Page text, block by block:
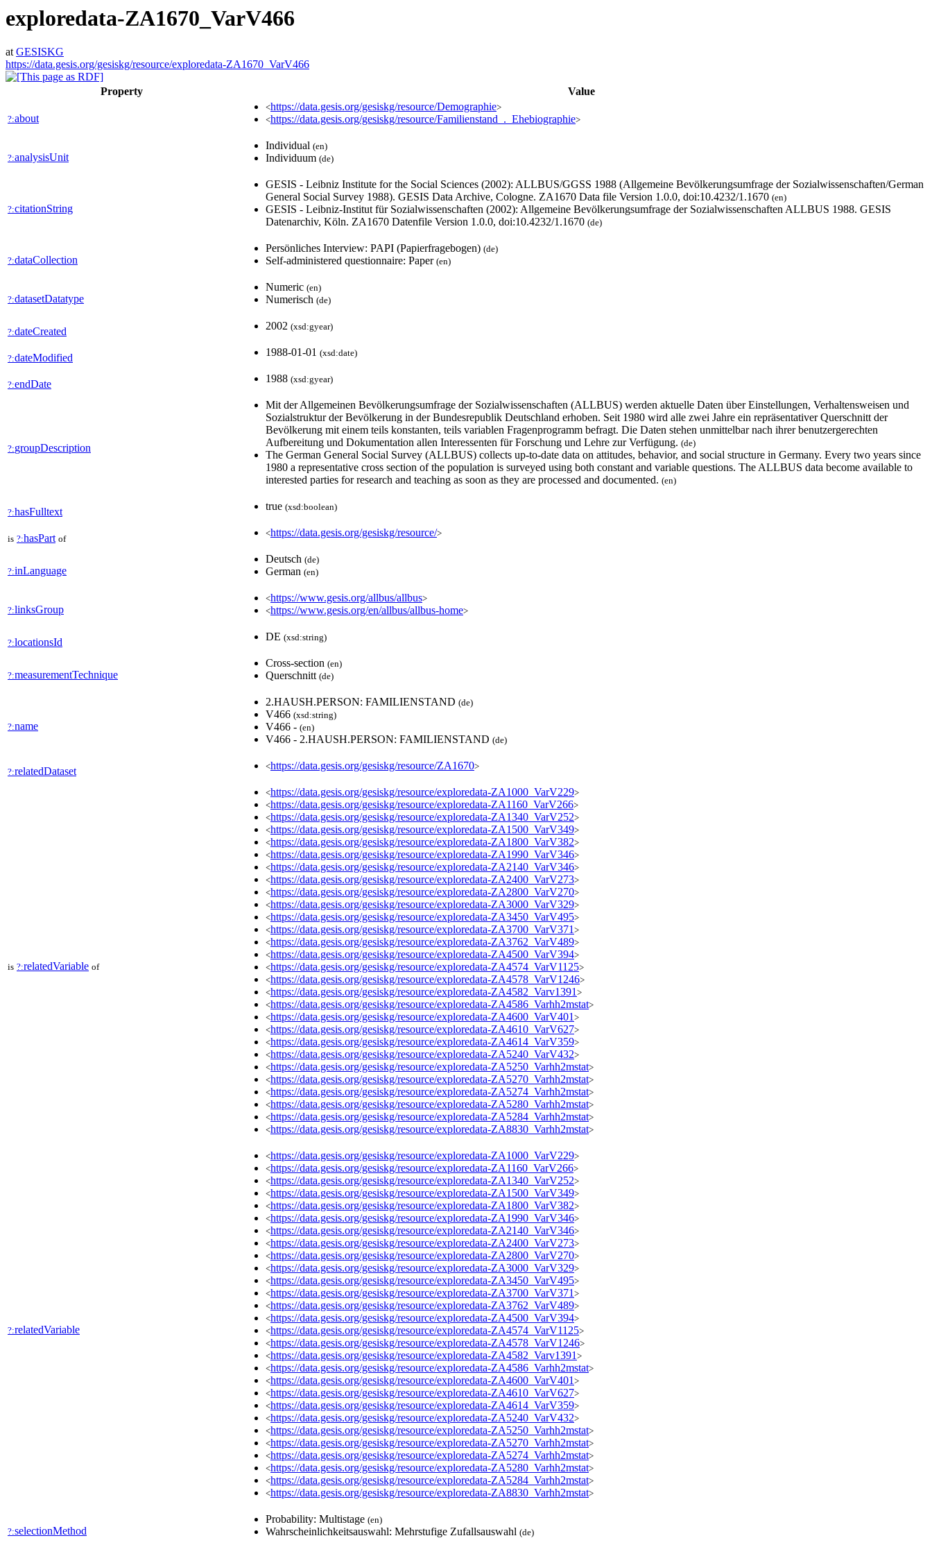
exploredata-ZA1670_VarV466
atGESISKG
https://data.gesis.org/gesiskg/resource/exploredata-ZA1670_VarV466
Property Value
?:about
<https://data.gesis.org/gesiskg/resource/Demographie>
<https://data.gesis.org/gesiskg/resource/Familienstand_._Ehebiographie>
?:analysisUnit
Individual (en)
Individuum (de)
?:citationString
GESIS - Leibniz Institute for the Social Sciences (2002): ALLBUS/GGSS 1988 (Allgemeine Bevölkerungsumfrage der Sozialwissenschaften/German
General Social Survey 1988). GESIS Data Archive, Cologne. ZA1670 Data file Version 1.0.0, doi:10.4232/1.1670 (en)
GESIS - Leibniz-Institut für Sozialwissenschaften (2002): Allgemeine Bevölkerungsumfrage der Sozialwissenschaften ALLBUS 1988. GESIS
Datenarchiv, Köln. ZA1670 Datenfile Version 1.0.0, doi:10.4232/1.1670 (de)
?:dataCollection
Persönliches Interview: PAPI (Papierfragebogen) (de)
Self-administered questionnaire: Paper (en)
?:datasetDatatype
Numeric (en)
Numerisch (de)
?:dateCreated 2002 (xsd:gyear)
?:dateModified 1988-01-01 (xsd:date)
?:endDate 1988 (xsd:gyear)
?:groupDescription
Mit der Allgemeinen Bevölkerungsumfrage der Sozialwissenschaften (ALLBUS) werden aktuelle Daten über Einstellungen, Verhaltensweisen und
Sozialstruktur der Bevölkerung in der Bundesrepublik Deutschland erhoben. Seit 1980 wird alle zwei Jahre ein repräsentativer Querschnitt der
Bevölkerung mit einem teils konstanten, teils variablen Fragenprogramm befragt. Die Daten stehen unmittelbar nach ihrer benutzergerechten
Aufbereitung und Dokumentation allen Interessenten für Forschung und Lehre zur Verfügung. (de)
The German General Social Survey (ALLBUS) collects up-to-date data on attitudes, behavior, and social structure in Germany. Every two years since
1980 a representative cross section of the population is surveyed using both constant and variable questions. The ALLBUS data become available to
interested parties for research and teaching as soon as they are processed and documented. (en)
?:hasFulltext true (xsd:boolean)
is ?:hasPart of
<https://data.gesis.org/gesiskg/resource/>
?:inLanguage
Deutsch (de)
German (en)
?:linksGroup
<https://www.gesis.org/allbus/allbus>
<https://www.gesis.org/en/allbus/allbus-home>
?:locationsId DE (xsd:string)
?:measurementTechnique
Cross-section (en)
Querschnitt (de)
?:name
2.HAUSH.PERSON: FAMILIENSTAND (de)
V466 (xsd:string)
V466 - (en)
V466 - 2.HAUSH.PERSON: FAMILIENSTAND (de)
?:relatedDataset <https://data.gesis.org/gesiskg/resource/ZA1670>
is ?:relatedVariable of
<https://data.gesis.org/gesiskg/resource/exploredata-ZA1000_VarV229>
<https://data.gesis.org/gesiskg/resource/exploredata-ZA1160_VarV266>
<https://data.gesis.org/gesiskg/resource/exploredata-ZA1340_VarV252>
<https://data.gesis.org/gesiskg/resource/exploredata-ZA1500_VarV349>
<https://data.gesis.org/gesiskg/resource/exploredata-ZA1800_VarV382>
<https://data.gesis.org/gesiskg/resource/exploredata-ZA1990_VarV346>
<https://data.gesis.org/gesiskg/resource/exploredata-ZA2140_VarV346>
<https://data.gesis.org/gesiskg/resource/exploredata-ZA2400_VarV273>
<https://data.gesis.org/gesiskg/resource/exploredata-ZA2800_VarV270>
<https://data.gesis.org/gesiskg/resource/exploredata-ZA3000_VarV329>
<https://data.gesis.org/gesiskg/resource/exploredata-ZA3450_VarV495>
<https://data.gesis.org/gesiskg/resource/exploredata-ZA3700_VarV371>
<https://data.gesis.org/gesiskg/resource/exploredata-ZA3762_VarV489>
<https://data.gesis.org/gesiskg/resource/exploredata-ZA4500_VarV394>
<https://data.gesis.org/gesiskg/resource/exploredata-ZA4574_VarV1125>
<https://data.gesis.org/gesiskg/resource/exploredata-ZA4578_VarV1246>
<https://data.gesis.org/gesiskg/resource/exploredata-ZA4582_Varv1391>
<https://data.gesis.org/gesiskg/resource/exploredata-ZA4586_Varhh2mstat>
<https://data.gesis.org/gesiskg/resource/exploredata-ZA4600_VarV401>
<https://data.gesis.org/gesiskg/resource/exploredata-ZA4610_VarV627>
<https://data.gesis.org/gesiskg/resource/exploredata-ZA4614_VarV359>
<https://data.gesis.org/gesiskg/resource/exploredata-ZA5240_VarV432>
<https://data.gesis.org/gesiskg/resource/exploredata-ZA5250_Varhh2mstat>
<https://data.gesis.org/gesiskg/resource/exploredata-ZA5270_Varhh2mstat>
<https://data.gesis.org/gesiskg/resource/exploredata-ZA5274_Varhh2mstat>
<https://data.gesis.org/gesiskg/resource/exploredata-ZA5280_Varhh2mstat>
<https://data.gesis.org/gesiskg/resource/exploredata-ZA5284_Varhh2mstat>
<https://data.gesis.org/gesiskg/resource/exploredata-ZA8830_Varhh2mstat>
?:relatedVariable
<https://data.gesis.org/gesiskg/resource/exploredata-ZA1000_VarV229>
<https://data.gesis.org/gesiskg/resource/exploredata-ZA1160_VarV266>
<https://data.gesis.org/gesiskg/resource/exploredata-ZA1340_VarV252>
<https://data.gesis.org/gesiskg/resource/exploredata-ZA1500_VarV349>
<https://data.gesis.org/gesiskg/resource/exploredata-ZA1800_VarV382>
<https://data.gesis.org/gesiskg/resource/exploredata-ZA1990_VarV346>
<https://data.gesis.org/gesiskg/resource/exploredata-ZA2140_VarV346>
<https://data.gesis.org/gesiskg/resource/exploredata-ZA2400_VarV273>
<https://data.gesis.org/gesiskg/resource/exploredata-ZA2800_VarV270>
<https://data.gesis.org/gesiskg/resource/exploredata-ZA3000_VarV329>
<https://data.gesis.org/gesiskg/resource/exploredata-ZA3450_VarV495>
<https://data.gesis.org/gesiskg/resource/exploredata-ZA3700_VarV371>
<https://data.gesis.org/gesiskg/resource/exploredata-ZA3762_VarV489>
<https://data.gesis.org/gesiskg/resource/exploredata-ZA4500_VarV394>
<https://data.gesis.org/gesiskg/resource/exploredata-ZA4574_VarV1125>
<https://data.gesis.org/gesiskg/resource/exploredata-ZA4578_VarV1246>
<https://data.gesis.org/gesiskg/resource/exploredata-ZA4582_Varv1391>
<https://data.gesis.org/gesiskg/resource/exploredata-ZA4586_Varhh2mstat>
<https://data.gesis.org/gesiskg/resource/exploredata-ZA4600_VarV401>
<https://data.gesis.org/gesiskg/resource/exploredata-ZA4610_VarV627>
<https://data.gesis.org/gesiskg/resource/exploredata-ZA4614_VarV359>
<https://data.gesis.org/gesiskg/resource/exploredata-ZA5240_VarV432>
<https://data.gesis.org/gesiskg/resource/exploredata-ZA5250_Varhh2mstat>
<https://data.gesis.org/gesiskg/resource/exploredata-ZA5270_Varhh2mstat>
<https://data.gesis.org/gesiskg/resource/exploredata-ZA5274_Varhh2mstat>
<https://data.gesis.org/gesiskg/resource/exploredata-ZA5280_Varhh2mstat>
<https://data.gesis.org/gesiskg/resource/exploredata-ZA5284_Varhh2mstat>
<https://data.gesis.org/gesiskg/resource/exploredata-ZA8830_Varhh2mstat>
?:selectionMethod
Probability: Multistage (en)
Wahrscheinlichkeitsauswahl: Mehrstufige Zufallsauswahl (de)